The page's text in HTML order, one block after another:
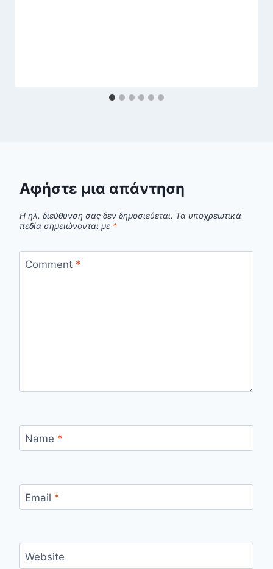
Αφήστε μια απάντηση
Η ηλ. διεύθυνση σας δεν δημοσιεύεται. Τα υποχρεωτικά
πεδία σημειώνονται με *
Comment *
Name *
Email *
Website